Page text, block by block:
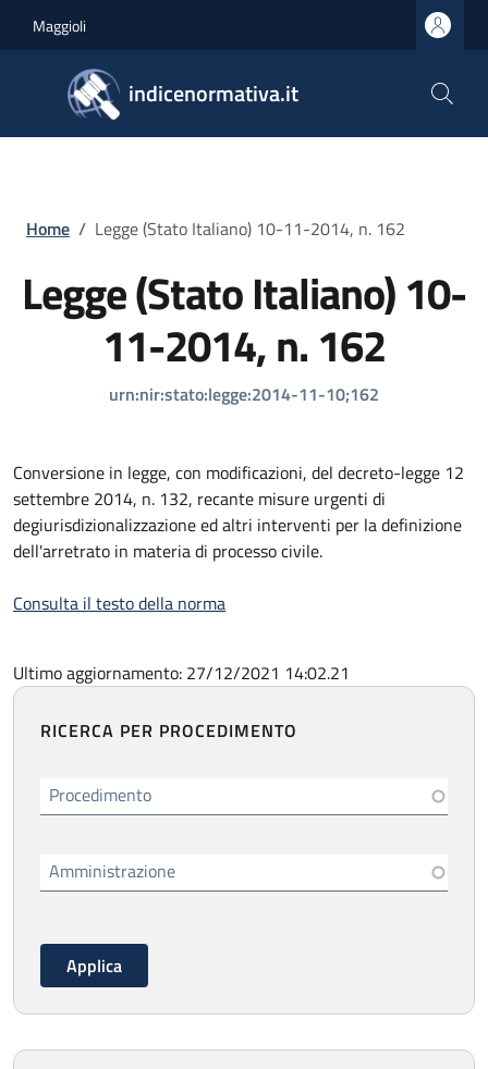
Maggioli
indicenormativa.it
Briciole di pane
Home / Legge (Stato Italiano) 10-11-2014, n. 162
Legge (Stato Italiano) 10-
11-2014, n. 162
urn:nir:stato:legge:2014-11-10;162
Conversione in legge, con modificazioni, del decreto-legge 12
settembre 2014, n. 132, recante misure urgenti di
degiurisdizionalizzazione ed altri interventi per la definizione
dell'arretrato in materia di processo civile.
Consulta il testo della norma
Ultimo aggiornamento: 27/12/2021 14:02.21
RICERCA PER PROCEDIMENTO
Procedimento
Amministrazione